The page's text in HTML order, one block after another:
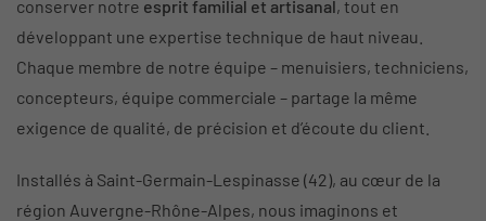
conserver notre esprit familial et artisanal, tout en
développant une expertise technique de haut niveau.
Chaque membre de notre équipe – menuisiers, techniciens,
concepteurs, équipe commerciale – partage la même
exigence de qualité, de précision et d’écoute du client.
Installés à Saint-Germain-Lespinasse (42), au cœur de la
région Auvergne-Rhône-Alpes, nous imaginons et